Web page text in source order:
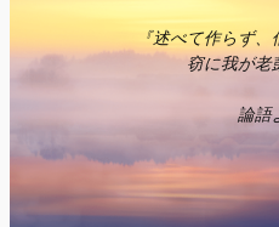
『述べて作らず
窃に我が老
論語